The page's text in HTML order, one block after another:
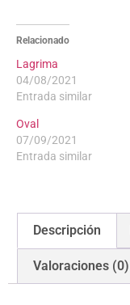
Relacionado
Lagrima
04/08/2021
Entrada similar
Oval
07/09/2021
Entrada similar
Descripción
Valoraciones (0)